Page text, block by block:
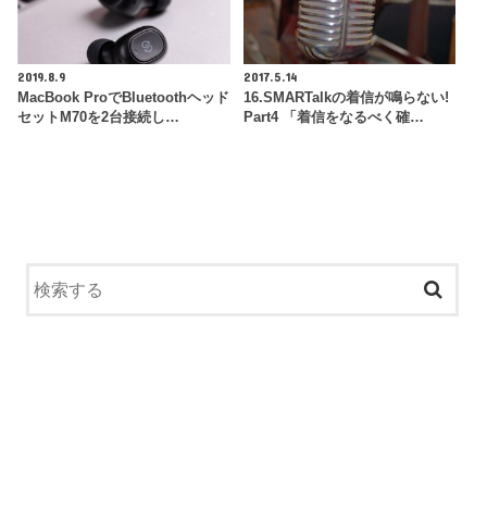
2019.8.9
MacBook ProでBluetoothヘッド
セットM70を2台接続し…
2017.5.14
16.SMARTalkの着信が鳴らない!
Part4 「着信をなるべく確…